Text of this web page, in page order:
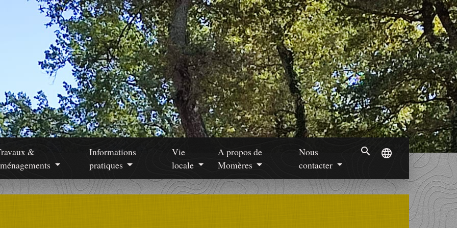
&
Informations
pratiques
Vie
locale
A propos de
Momères
Nous
contacter
search language